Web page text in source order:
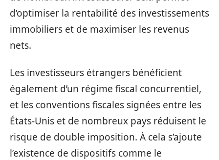
d’optimiser la rentabilité des investissements
immobiliers et de maximiser les revenus
nets.
Les investisseurs étrangers bénéficient
également d’un régime fiscal concurrentiel,
et les conventions fiscales signées entre les
États-Unis et de nombreux pays réduisent le
risque de double imposition. À cela s’ajoute
l’existence de dispositifs comme le